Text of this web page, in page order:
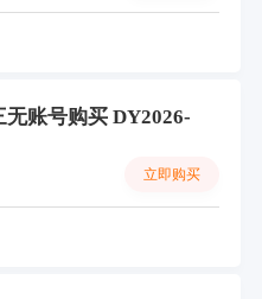
账号购买 DY2026-
立即购买